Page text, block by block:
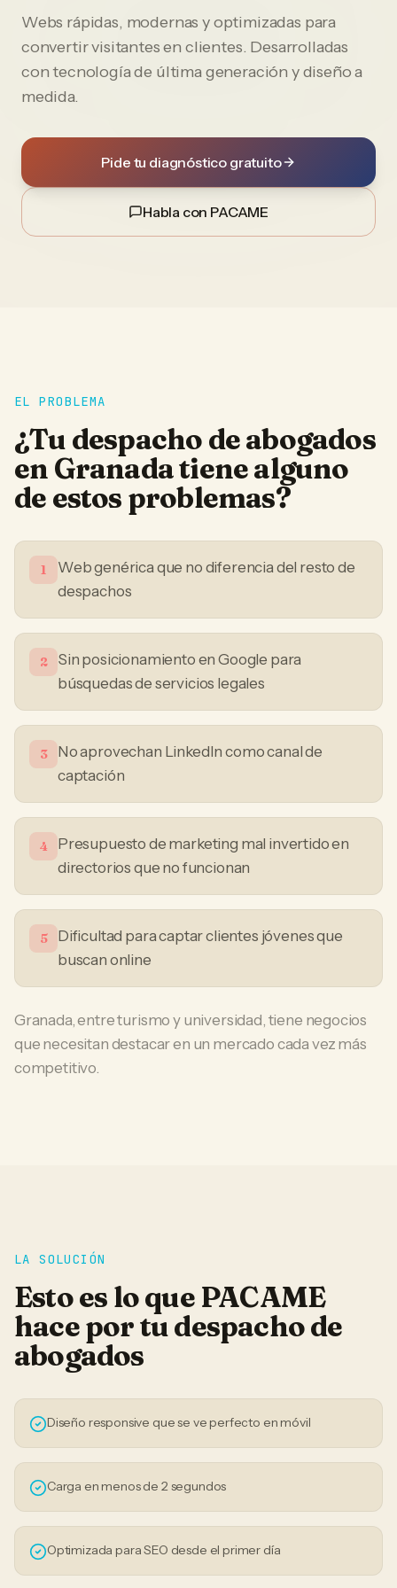
Webs rápidas, modernas y optimizadas para
convertir visitantes en clientes. Desarrolladas
con tecnología de última generación y diseño a
medida.
Pide tu diagnóstico gratuito
Habla con PACAME
EL PROBLEMA
¿Tu despacho de abogados
en Granadatiene alguno
de estos problemas?
1
Web genérica que no diferencia del resto de
despachos
2
Sin posicionamiento en Google para
búsquedas de servicios legales
3
No aprovechan LinkedIn como canal de
captación
4
Presupuesto de marketing mal invertido en
directorios que no funcionan
5
Dificultad para captar clientes jóvenes que
buscan online
Granada, entre turismo y universidad, tiene negocios
que necesitan destacar en un mercado cada vez más
competitivo.
LA SOLUCIÓN
Esto es lo que PACAME
hace por tudespacho de
abogados
Diseño responsive que se ve perfecto en móvil
Carga en menos de 2 segundos
Optimizada para SEO desde el primer día